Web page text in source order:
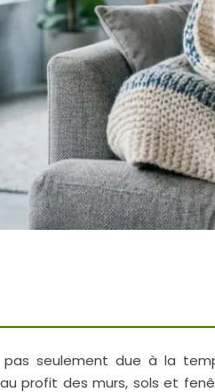
seulement due à la
profit des murs, sols et